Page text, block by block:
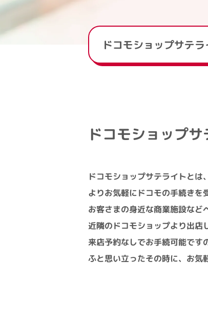
ドコモショップサテ
ドコモショップ
ドコモショップサテライトとは、
よりお気軽にドコモの手続きを
お客さまの身近な商業施設など
近隣のドコモショップより出店
来店予約なしでお手続可能です
ふと思い立ったその時に、 お気